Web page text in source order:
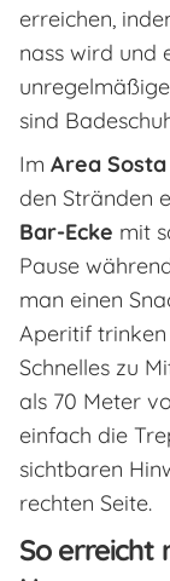
erreichen,
nass wird und
sind
Im Area
den Stränden
Bar-Ecke mit
Pause
man einen
Aperitif
Schnelles zu
als 70 Meter
einfach die
sichtbaren
rechten Seite.
So erreicht